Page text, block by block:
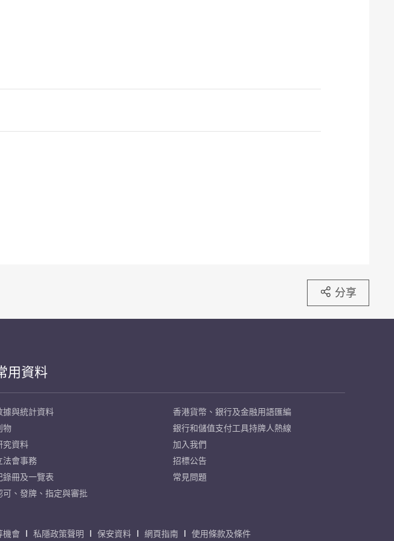
分享
用資料
據與統計資料
物
究資料
法會事務
錄冊及一覽表
可、發牌、指定與審批
香港貨幣、銀行及金融用語匯編
銀行和儲值支付工具持牌人熱線
加入我們
招標公告
常見問題
機會 私隱政策聲明 保安資料 網頁指南 使用條款及條件